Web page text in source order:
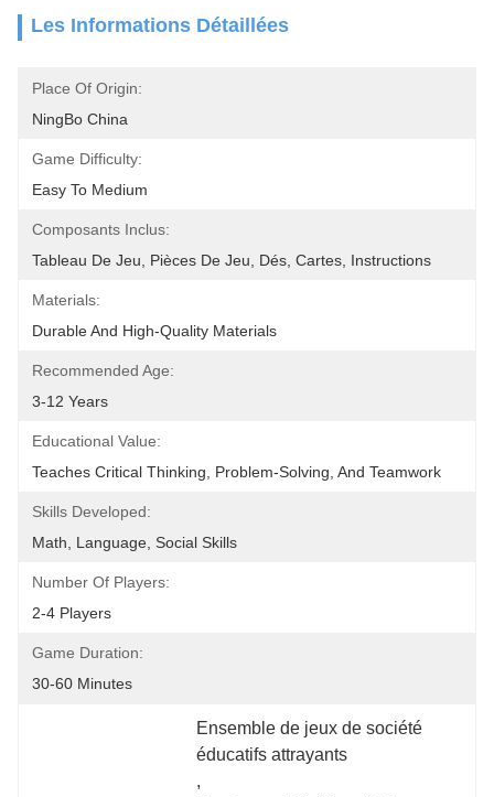
Les Informations Détaillées
Place Of Origin:
NingBo China
Game Difficulty:
Easy To Medium
Composants Inclus:
Tableau De Jeu, Pièces De Jeu, Dés, Cartes, Instructions
Materials:
Durable And High-Quality Materials
Recommended Age:
3-12 Years
Educational Value:
Teaches Critical Thinking, Problem-Solving, And Teamwork
Skills Developed:
Math, Language, Social Skills
Number Of Players:
2-4 Players
Game Duration:
30-60 Minutes
Ensemble de jeux de société
éducatifs attrayants
,